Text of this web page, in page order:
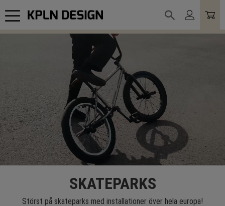
Meny
SKATEPARKS
Störst på skateparks med installationer över hela europa!